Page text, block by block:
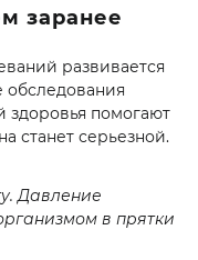
заранее
развивается
обследования
здоровья помогают
станет серьезной.
Давление
в прятки